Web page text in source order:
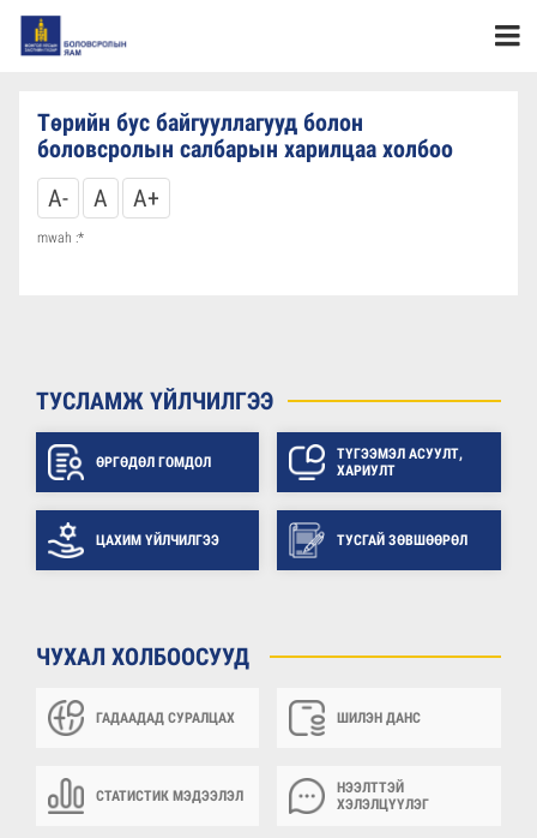
Төрийн бус байгууллагууд болон
боловсролын салбарын харилцаа холбоо
A-
A A+
mwah :*
ТУСЛАМЖ ҮЙЛЧИЛГЭЭ
ӨРГӨДӨЛ ГОМДОЛ
ТҮГЭЭМЭЛ АСУУЛТ,
ХАРИУЛТ
ЦАХИМ ҮЙЛЧИЛГЭЭ ТУСГАЙ ЗӨВШӨӨРӨЛ
ЧУХАЛ ХОЛБООСУУД
ГАДААДАД СУРАЛЦАХ ШИЛЭН ДАНС
СТАТИСТИК МЭДЭЭЛЭЛ
НЭЭЛТТЭЙ
ХЭЛЭЛЦҮҮЛЭГ